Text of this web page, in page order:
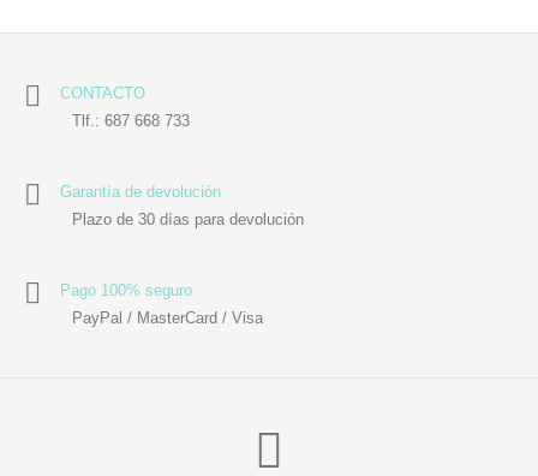
CONTACTO
Tlf.: 687 668 733
Garantía de devolución
Plazo de 30 días para devolución
Pago 100% seguro
PayPal / MasterCard / Visa